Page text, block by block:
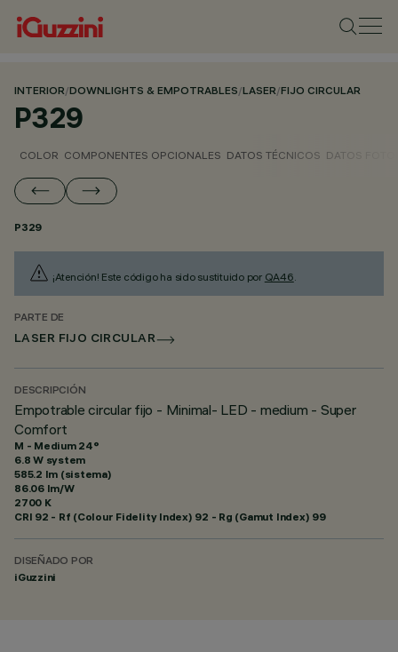
INTERIOR/DOWNLIGHTS & EMPOTRABLES/LASER/FIJO CIRCULAR
P329
COLOR COMPONENTES OPCIONALES DATOS TÉCNICOS DATOS
P329
¡Atención! Este código ha sido sustituido por QA46.
PARTE DE
LASER FIJO CIRCULAR
DESCRIPCIÓN
Empotrable circular fijo - Minimal- LED - medium - Super
Comfort
M - Medium 24°
6.8 W system
585.2 lm (sistema)
86.06 lm/W
2700 K
CRI 92 - Rf (Colour Fidelity Index) 92 - Rg (Gamut Index) 99
DISEÑADO POR
iGuzzini